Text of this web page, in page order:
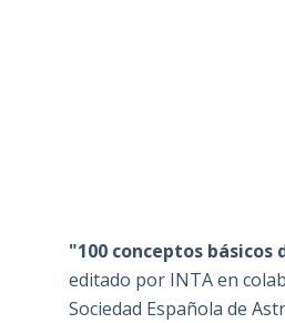
"100 conceptos básicos
editado por INTA en
Sociedad Española de